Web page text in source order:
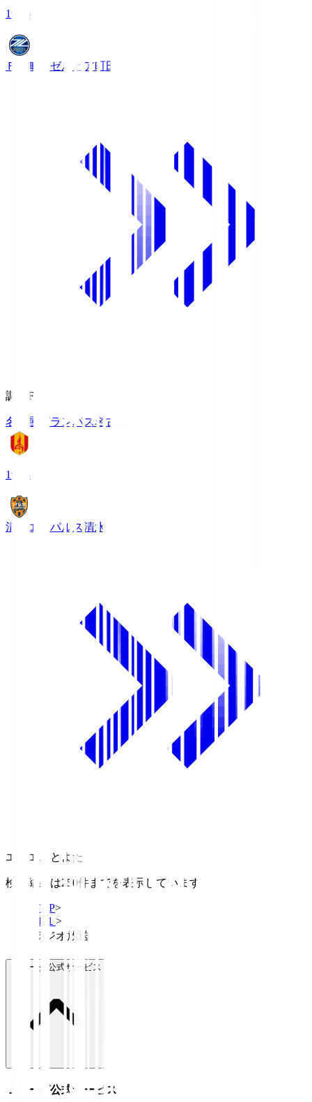
19:06
ＦＣ町田ゼルビア町田
調布FM
名古屋グランパス名古屋
19:03
清水エスパルス 清水
エフエムとよた
検索結果は250件までを表示しています
TOP>
Ｊ１ >
ラジオ放送
Ｊリーグ公式サービス
Ｊリーグ公式サービス